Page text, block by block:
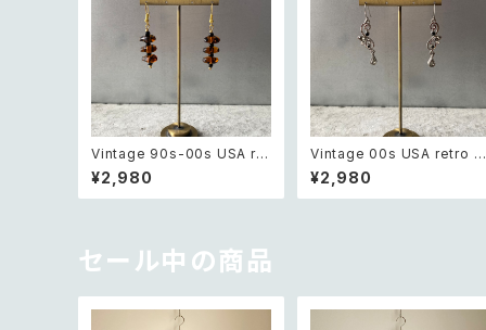
Vintage 90s-00s USA ret
ro amber color beads pi
erce レトロ アメリカ ヴィン
テージ アクセサリー 琥珀色
¥2,980
Vintage 00s USA retro m
onotone bijou classical
design pierce レトロ アメ
リカ ヴィンテージ アクセサリ
¥2,980
セール中の商品